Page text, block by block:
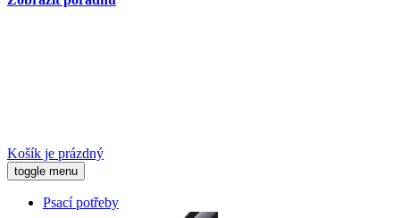
Košík je prázdný
toggle menu
Psací potřeby